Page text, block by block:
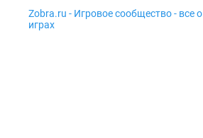
Zobra.ru - Игровое сообщество - все о
играх